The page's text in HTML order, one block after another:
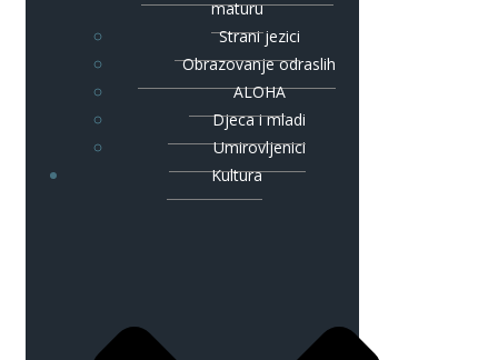
maturu
Strani jezici
Obrazovanje odraslih
ALOHA
Djeca i mladi
Umirovljenici
Kultura